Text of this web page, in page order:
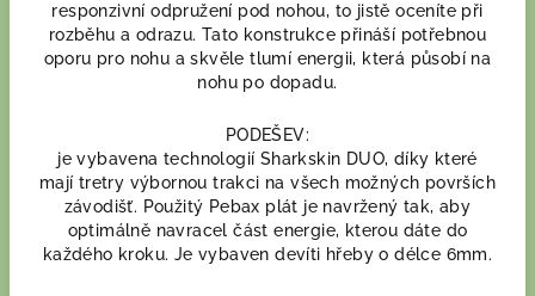
responzivní odpružení pod nohou, to jistě oceníte při
rozběhu a odrazu. Tato konstrukce přináší potřebnou
oporu pro nohu a skvěle tlumí energii, která působí na
nohu po dopadu.
PODEŠEV:
je vybavena technologií Sharkskin DUO, díky které
mají tretry výbornou trakci na všech možných površích
závodišť. Použitý Pebax plát je navržený tak, aby
optimálně navracel část energie, kterou dáte do
každého kroku. Je vybaven devíti hřeby o délce 6mm.